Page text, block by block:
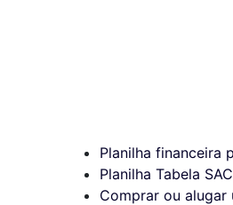
Planilha financeira
Planilha Tabela
Comprar ou alugar